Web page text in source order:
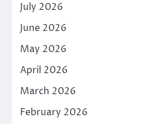
July 2026
June 2026
May 2026
April 2026
March 2026
February 2026